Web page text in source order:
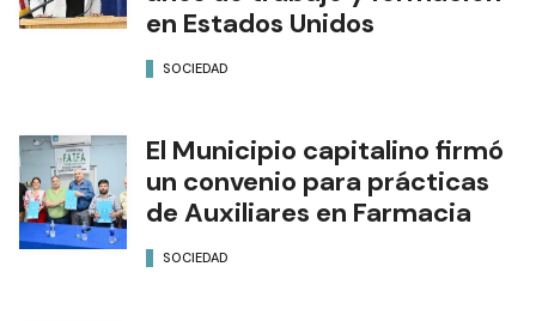
en Estados Unidos
SOCIEDAD
El Municipio capitalino firmó
un convenio para prácticas
de Auxiliares en Farmacia
SOCIEDAD